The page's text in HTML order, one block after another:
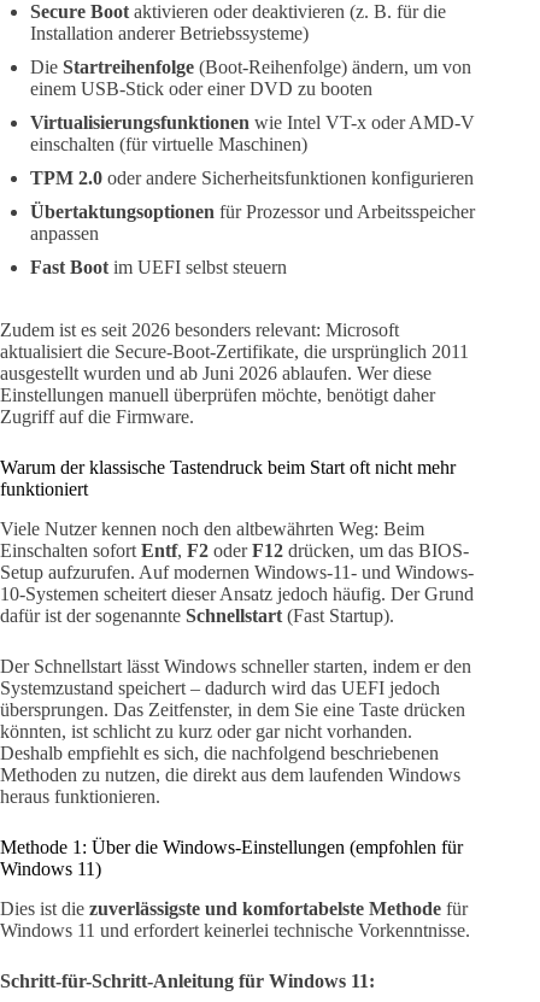
Secure Boot aktivieren oder deaktivieren (z. B. für die
Installation anderer Betriebssysteme)
Die Startreihenfolge (Boot-Reihenfolge) ändern, um von
einem USB-Stick oder einer DVD zu booten
Virtualisierungsfunktionen wie Intel VT-x oder AMD-V
einschalten (für virtuelle Maschinen)
TPM 2.0 oder andere Sicherheitsfunktionen konfigurieren
Übertaktungsoptionen für Prozessor und Arbeitsspeicher
anpassen
Fast Boot im UEFI selbst steuern
Zudem ist es seit 2026 besonders relevant: Microsoft
aktualisiert die Secure-Boot-Zertifikate, die ursprünglich 2011
ausgestellt wurden und ab Juni 2026 ablaufen. Wer diese
Einstellungen manuell überprüfen möchte, benötigt daher
Zugriff auf die Firmware.
Warum der klassische Tastendruck beim Start oft nicht mehr
funktioniert
Viele Nutzer kennen noch den altbewährten Weg: Beim
Einschalten sofort Entf, F2 oderF12 drücken, um das BIOS-
Setup aufzurufen. Auf modernen Windows-11- und Windows-
10-Systemen scheitert dieser Ansatz jedoch häufig. Der Grund
dafür ist der sogenannte Schnellstart (Fast Startup).
Der Schnellstart lässt Windows schneller starten, indem er den
Systemzustand speichert – dadurch wird das UEFI jedoch
übersprungen. Das Zeitfenster, in dem Sie eine Taste drücken
könnten, ist schlicht zu kurz oder gar nicht vorhanden.
Deshalb empfiehlt es sich, die nachfolgend beschriebenen
Methoden zu nutzen, die direkt aus dem laufenden Windows
heraus funktionieren.
Methode 1: Über die Windows-Einstellungen (empfohlen für
Windows 11)
Dies ist die zuverlässigste und komfortabelste Methode für
Windows 11 und erfordert keinerlei technische Vorkenntnisse.
Schritt-für-Schritt-Anleitung für Windows 11: